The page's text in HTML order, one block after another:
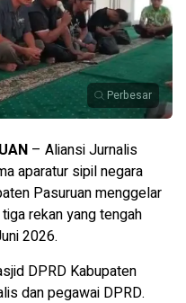
Perbesar
– Aliansi Jurnalis
aparatur sipil negara
Pasuruan menggelar
rekan yang tengah
2026.
DPRD Kabupaten
dan pegawai DPRD.